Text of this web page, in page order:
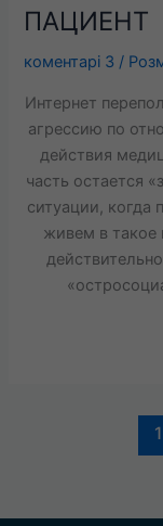
ПАЦИЕНТ
коментарі 3 /
Интернет
агрессию по
действия
часть остается
ситуации,
живем в такое
1